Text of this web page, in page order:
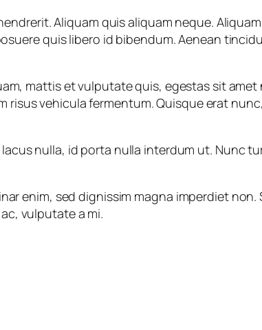
Aliquam quis aliquam neque.
quis libero id bibendum. Aenean
mattis et vulputate quis, egestas sit amet
vehicula fermentum. Quisque erat
nulla, id porta nulla interdum ut. Nunc
enim, sed dignissim magna imperdiet non.
vulputate a mi.